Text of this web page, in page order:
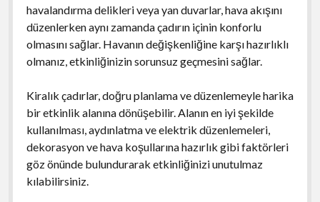
havalandırma delikleri veya yan duvarlar, hava akışını
düzenlerken aynı zamanda çadırın içinin konforlu
olmasını sağlar. Havanın değişkenliğine karşı hazırlıklı
olmanız, etkinliğinizin sorunsuz geçmesini sağlar.
Kiralık çadırlar, doğru planlama ve düzenlemeyle harika
bir etkinlik alanına dönüşebilir. Alanın en iyi şekilde
kullanılması, aydınlatma ve elektrik düzenlemeleri,
dekorasyon ve hava koşullarına hazırlık gibi faktörleri
göz önünde bulundurarak etkinliğinizi unutulmaz
kılabilirsiniz.